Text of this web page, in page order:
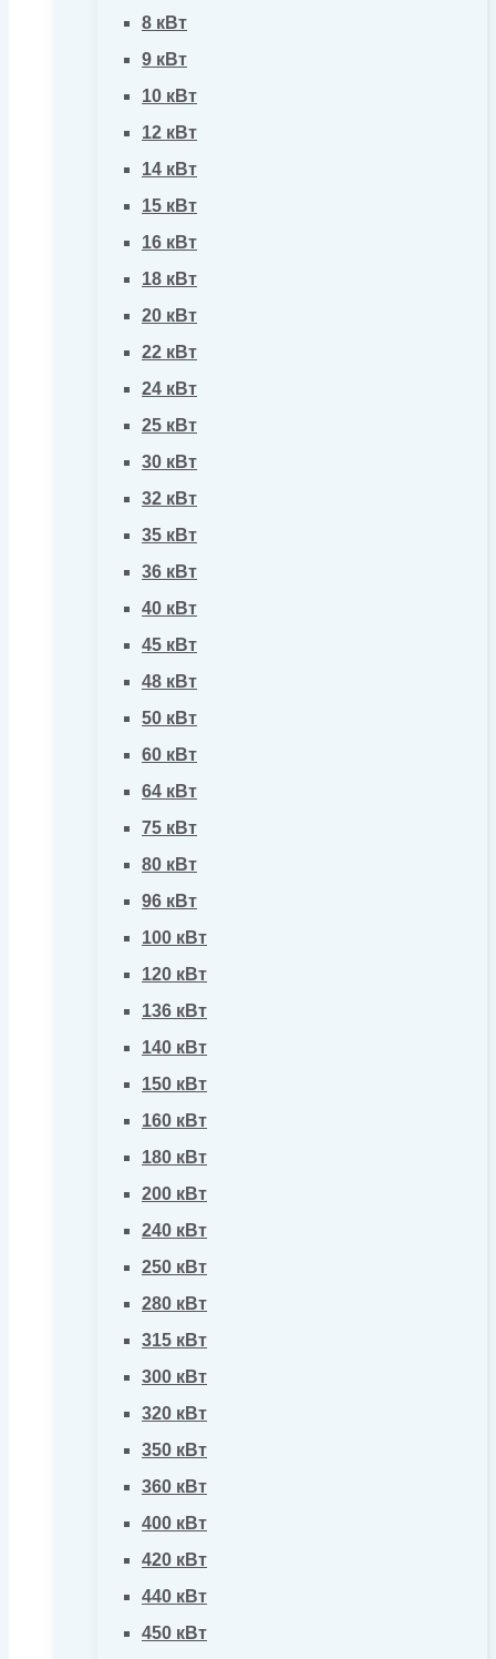
8 кВт
9 кВт
10 кВт
12 кВт
14 кВт
15 кВт
16 кВт
18 кВт
20 кВт
22 кВт
24 кВт
25 кВт
30 кВт
32 кВт
35 кВт
36 кВт
40 кВт
45 кВт
48 кВт
50 кВт
60 кВт
64 кВт
75 кВт
80 кВт
96 кВт
100 кВт
120 кВт
136 кВт
140 кВт
150 кВт
160 кВт
180 кВт
200 кВт
240 кВт
250 кВт
280 кВт
315 кВт
300 кВт
320 кВт
350 кВт
360 кВт
400 кВт
420 кВт
440 кВт
450 кВт